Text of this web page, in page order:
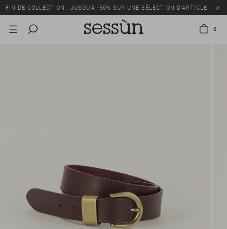
FIN DE COLLECTION : JUSQU’À -50% SUR UNE SÉLECTION D’ARTICLES
0